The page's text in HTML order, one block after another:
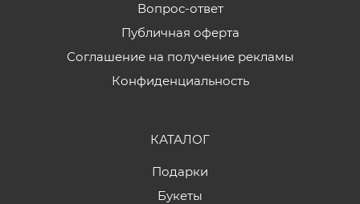
Вопрос-ответ
Публичная оферта
Соглашение на получение рекламы
Конфиденциальность
КАТАЛОГ
Подарки
Букеты